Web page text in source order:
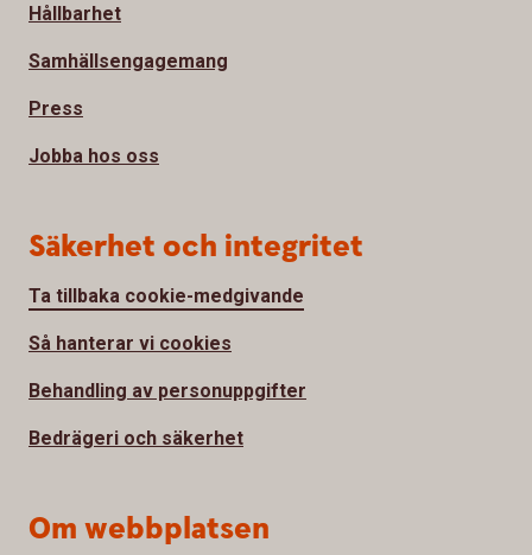
Hållbarhet
Samhällsengagemang
Press
Jobba hos oss
Säkerhet och integritet
Ta tillbaka cookie-medgivande
Så hanterar vi cookies
Behandling av personuppgifter
Bedrägeri och säkerhet
Om webbplatsen